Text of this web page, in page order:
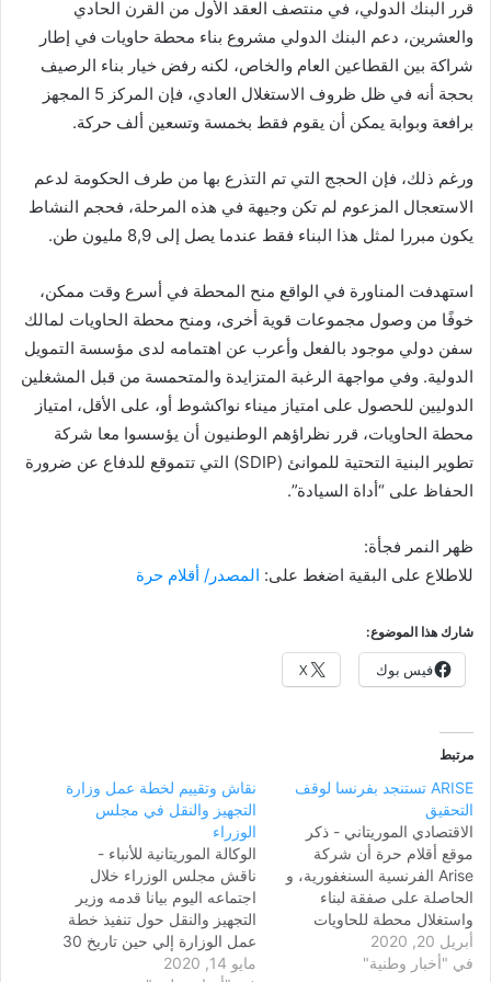
قرر البنك الدولي، في منتصف العقد الأول من القرن الحادي
والعشرين، دعم البنك الدولي مشروع بناء محطة حاويات في إطار
شراكة بين القطاعين العام والخاص، لكنه رفض خيار بناء الرصيف
بحجة أنه في ظل ظروف الاستغلال العادي، فإن المركز 5 المجهز
برافعة وبوابة يمكن أن يقوم فقط بخمسة وتسعين ألف حركة.
ورغم ذلك، فإن الحجج التي تم التذرع بها من طرف الحكومة لدعم
الاستعجال المزعوم لم تكن وجيهة في هذه المرحلة، فحجم النشاط
يكون مبررا لمثل هذا البناء فقط عندما يصل إلى 8,9 مليون طن.
استهدفت المناورة في الواقع منح المحطة في أسرع وقت ممكن،
خوفًا من وصول مجموعات قوية أخرى، ومنح محطة الحاويات لمالك
سفن دولي موجود بالفعل وأعرب عن اهتمامه لدى مؤسسة التمويل
الدولية. وفي مواجهة الرغبة المتزايدة والمتحمسة من قبل المشغلين
الدوليين للحصول على امتياز ميناء نواكشوط أو، على الأقل، امتياز
محطة الحاويات، قرر نظراؤهم الوطنيون أن يؤسسوا معا شركة
تطوير البنية التحتية للموانئ (SDIP) التي تتموقع للدفاع عن ضرورة
الحفاظ على “أداة السيادة”.
ظهر النمر فجأة:
للاطلاع على البقية اضغط على: المصدر/ أقلام حرة
شارك هذا الموضوع:
فيس بوك X
مرتبط
ARISE تستنجد بفرنسا لوقف
التحقيق
الاقتصادي الموريتاني - ذكر
موقع أقلام حرة أن شركة
Arise الفرنسية السنغفورية، و
الحاصلة على صفقة لبناء
واستغلال محطة للحاويات
بميناء نواكشوط تحاول
الاستعانة بالدبلوماسية
أبريل 20, 2020
في "أخبار وطنية"
نقاش وتقييم لخطة عمل وزارة
التجهيز والنقل في مجلس
الوزراء
الوكالة الموريتانية للأنباء -
ناقش مجلس الوزراء خلال
اجتماعه اليوم بيانا قدمه وزير
التجهيز والنقل حول تنفيذ خطة
عمل الوزارة إلي حين تاريخ 30
ابريل 2020. واستعرض البيان
مايو 14, 2020